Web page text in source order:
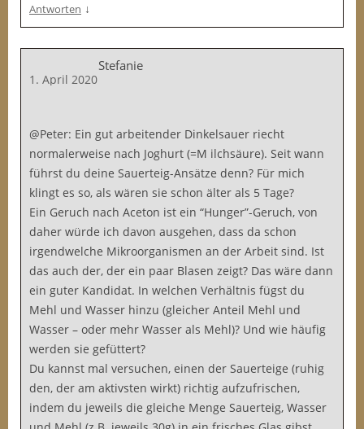
Antworten ↓
Stefanie
1. April 2020
@Peter: Ein gut arbeitender Dinkelsauer riecht
normalerweise nach Joghurt (=M ilchsäure). Seit wann
führst du deine Sauerteig-Ansätze denn? Für mich
klingt es so, als wären sie schon älter als 5 Tage?
Ein Geruch nach Aceton ist ein “Hunger”-Geruch, von
daher würde ich davon ausgehen, dass da schon
irgendwelche Mikroorganismen an der Arbeit sind. Ist
das auch der, der ein paar Blasen zeigt? Das wäre dann
ein guter Kandidat. In welchen Verhältnis fügst du
Mehl und Wasser hinzu (gleicher Anteil Mehl und
Wasser – oder mehr Wasser als Mehl)? Und wie häufig
werden sie gefüttert?
Du kannst mal versuchen, einen der Sauerteige (ruhig
den, der am aktivsten wirkt) richtig aufzufrischen,
indem du jeweils die gleiche Menge Sauerteig, Wasser